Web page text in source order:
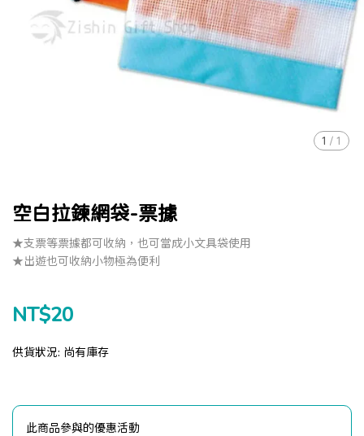
1 / 1
空白拉鍊網袋-票據
★支票等票據都可收納，也可當成小文具袋使用
★出遊也可收納小物極為便利
NT$20
供貨狀況: 尚有庫存
此商品參與的優惠活動